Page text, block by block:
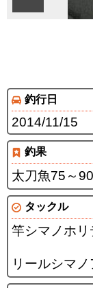
釣行日
2014/11/15
釣果
太刀魚75～
タックル
竿シマノホリ
リールシマ